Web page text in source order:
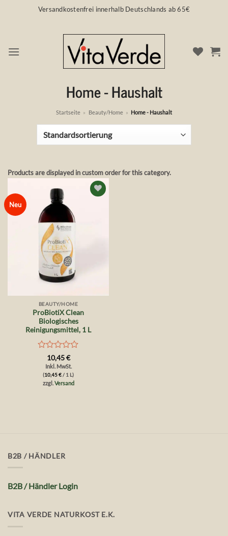
Versandkostenfrei innerhalb Deutschlands ab 65€
Home - Haushalt
Startseite » Beauty/Home » Home - Haushalt
Products are displayed in custom order for this category.
Neu
Wunschliste
BEAUTY/HOME
ProBiotiX Clean
Biologisches
Reinigungsmittel, 1 L
Bewertet
mit
von
10,45€
Inkl. MwSt.
(10,45€/ 1 L)
zzgl.Versand
B2B / HÄNDLER
B2B / Händler Login
VITA VERDE NATURKOST E.K.